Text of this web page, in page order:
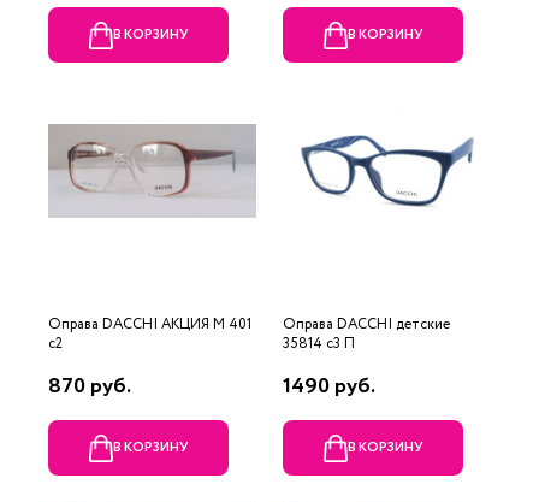
В КОРЗИНУ В КОРЗИНУ
Оправа DACCHI АКЦИЯ М 401
c2
870 руб.
В КОРЗИНУ
Оправа DACCHI детские
35814 c3 П
1490 руб.
В КОРЗИНУ